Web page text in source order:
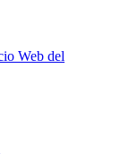
Web del